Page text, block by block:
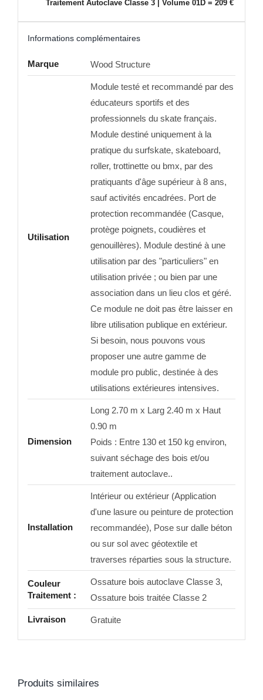
Traitement Autoclave Classe 3 | Volume 01D = 209 €
Informations complémentaires
Marque Wood Structure
Utilisation
Module testé et recommandé par des
éducateurs sportifs et des
professionnels du skate français.
Module destiné uniquement à la
pratique du surfskate, skateboard,
roller, trottinette ou bmx, par des
pratiquants d'âge supérieur à 8 ans,
sauf activités encadrées. Port de
protection recommandée (Casque,
protège poignets, coudières et
genouillères). Module destiné à une
utilisation par des "particuliers" en
utilisation privée ; ou bien par une
association dans un lieu clos et géré.
Ce module ne doit pas être laisser en
libre utilisation publique en extérieur.
Si besoin, nous pouvons vous
proposer une autre gamme de
module pro public, destinée à des
utilisations extérieures intensives.
Dimension
Long 2.70 m x Larg 2.40 m x Haut
0.90 m
Poids : Entre 130 et 150 kg environ,
suivant séchage des bois et/ou
traitement autoclave..
Installation
Intérieur ou extérieur (Application
d'une lasure ou peinture de protection
recommandée), Pose sur dalle béton
ou sur sol avec géotextile et
traverses réparties sous la structure.
Couleur
Traitement :
Ossature bois autoclave Classe 3,
Ossature bois traitée Classe 2
Livraison Gratuite
Produits similaires